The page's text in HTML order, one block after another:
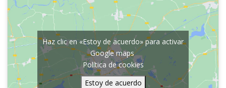
Haz clic en «Estoy de acuerdo» para activar
Google maps
Política de cookies
Estoy de acuerdo